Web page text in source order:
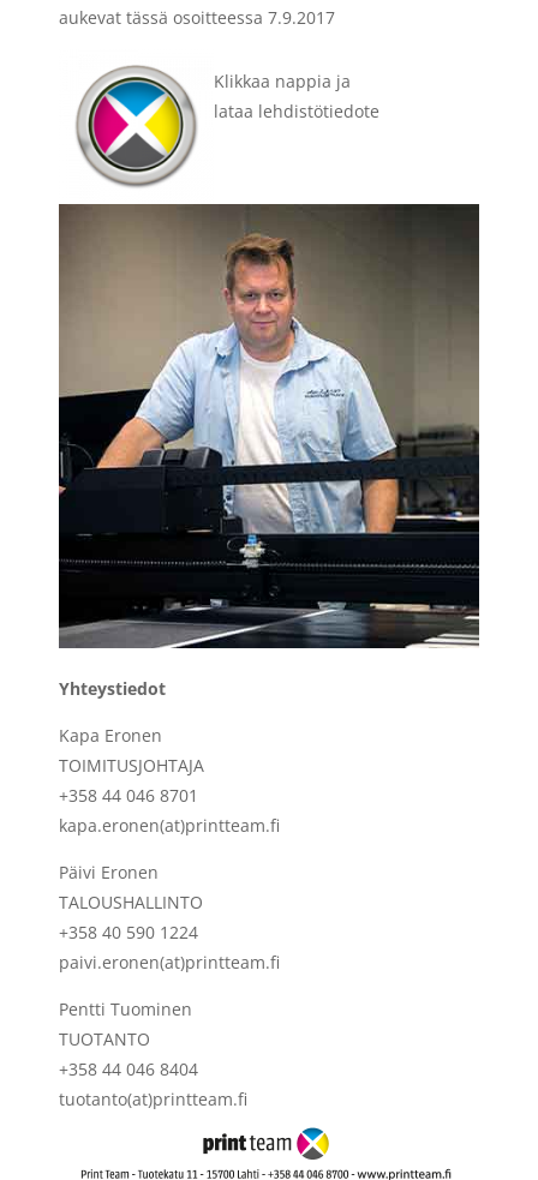
aukevat tässä osoitteessa 7.9.2017
Klikkaa nappia ja
lataa lehdistötiedote
Yhteystiedot
Kapa Eronen
TOIMITUSJOHTAJA
+358 44 046 8701
kapa.eronen(at)printteam.fi
Päivi Eronen
TALOUSHALLINTO
+358 40 590 1224
paivi.eronen(at)printteam.fi
Pentti Tuominen
TUOTANTO
+358 44 046 8404
tuotanto(at)printteam.fi